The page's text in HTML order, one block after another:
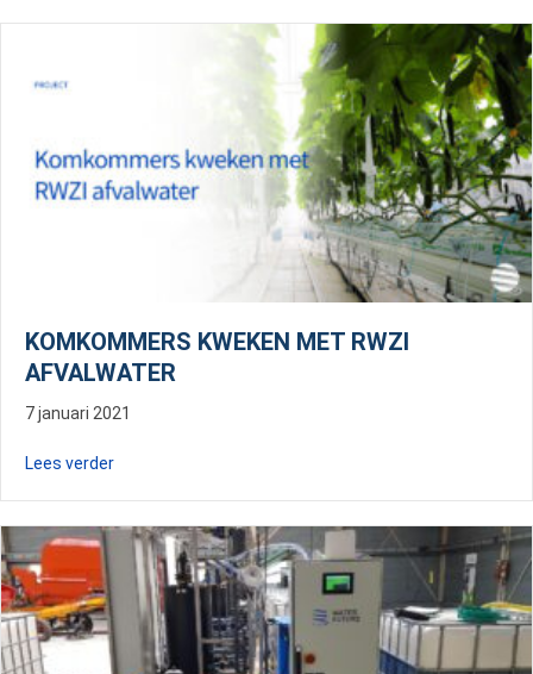
KOMKOMMERS KWEKEN MET RWZI
AFVALWATER
7 januari 2021
Lees verderabout Komkommers kweken met RWZI afvalwater